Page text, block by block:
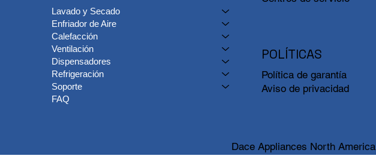
Lavado y Secado
Enfriador de Aire
Calefacción
Ventilación
Dispensadores
Refrigeración
Soporte
FAQ
POLÍTICAS
Política de garantía
Aviso de privacidad
Dace Appliances North America